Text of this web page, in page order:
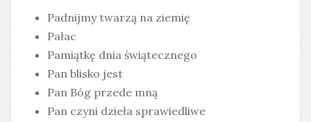
Padnijmy twarzą na ziemię
Pałac
Pamiątkę dnia świątecznego
Pan blisko jest
Pan Bóg przede mną
Pan czyni dzieła sprawiedliwe